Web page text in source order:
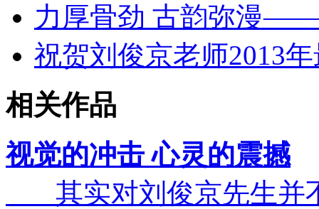
力厚骨劲 古韵弥漫
祝贺刘俊京老师2013
相关作品
视觉的冲击 心灵的震撼
其实对刘俊京先生并